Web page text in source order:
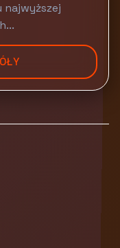
najwyższej